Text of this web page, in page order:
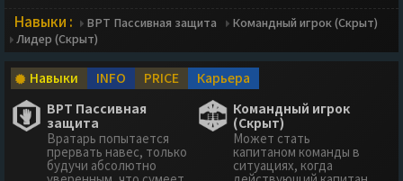
Навыки : ВРТ Пассивная защита
Командный игрок (Скрыт)
Лидер (Скрыт)
Навыки INFO PRICE
Карьера
ВРТ Пассивная
защита
Вратарь попытается
прервать навес, только
будучи абсолютно
Командный игрок
(Скрыт)
Может стать
капитаном команды в
ситуациях, когда